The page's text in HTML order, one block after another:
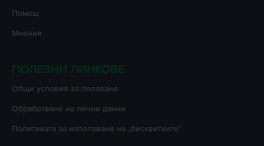
Помощ
Мнения
ПОЛЕЗНИ ЛИНКОВЕ
Oбщи условия за ползване
Oбработване на лични данни
Политиката за използване на „бисквитките”